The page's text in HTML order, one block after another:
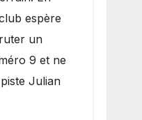
espère
un
9 et ne
Julian